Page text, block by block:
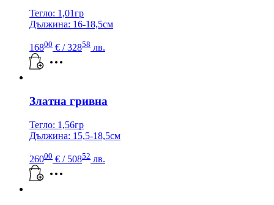
Тегло: 1,01гр
Дължина: 16-18,5см
16800 € / 32858 лв.
Златна гривна
Тегло: 1,56гр
Дължина: 15,5-18,5см
26000 € / 50852 лв.